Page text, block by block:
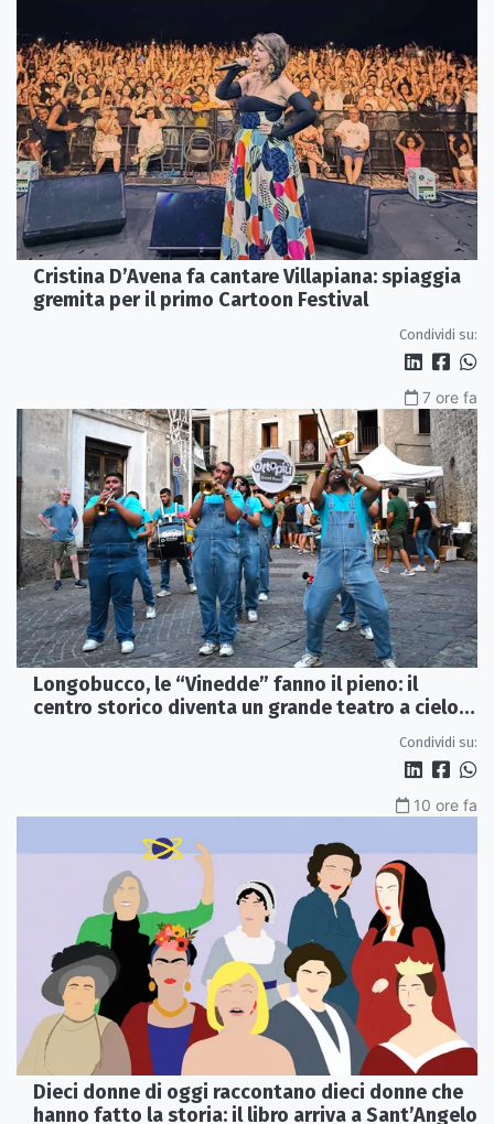
Cristina D’Avena fa cantare Villapiana: spiaggia
gremita per il primo Cartoon Festival
Condividi su:
7 ore fa
Longobucco, le “Vinedde” fanno il pieno: il
centro storico diventa un grande teatro a cielo
Condividi su:
10 ore fa
Dieci donne di oggi raccontano dieci donne che
hanno fatto la storia: il libro arriva a Sant’Angelo